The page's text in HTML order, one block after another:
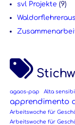
svl Projekte (9)
agaos-pap Alta
apprendimento
Arbeitswoche für
Arbeitswoche für